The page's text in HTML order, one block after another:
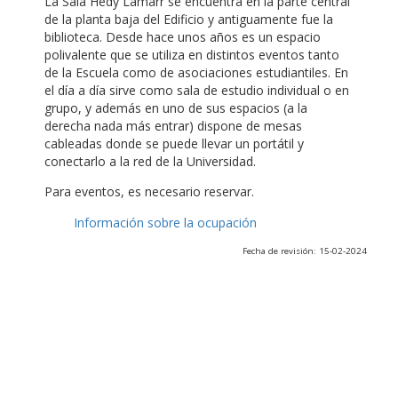
de la planta baja del Edificio y antiguamente fue la
biblioteca. Desde hace unos años es un espacio
polivalente que se utiliza en distintos eventos tanto
de la Escuela como de asociaciones estudiantiles. En
el día a día sirve como sala de estudio individual o en
grupo, y además en uno de sus espacios (a la
derecha nada más entrar) dispone de mesas
cableadas donde se puede llevar un portátil y
conectarlo a la red de la Universidad.
Para eventos, es necesario reservar.
Información sobre la ocupación
Fecha de revisión: 15-02-2024